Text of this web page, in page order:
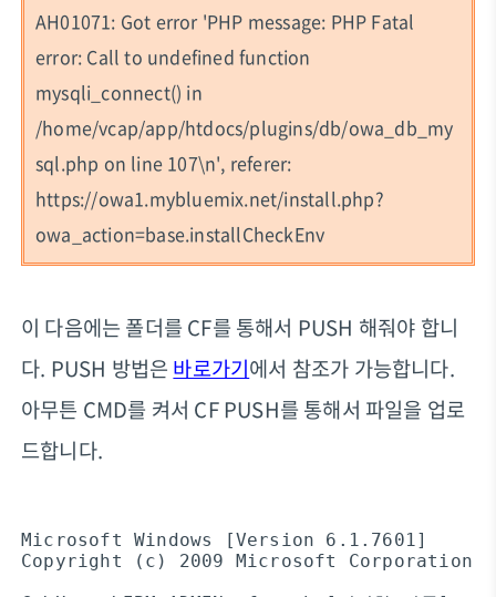
AH01071: Got error 'PHP message: PHP Fatal
error: Call to undefined function
mysqli_connect() in
/home/vcap/app/htdocs/plugins/db/owa_db_my
sql.php on line 107\n', referer:
https://owa1.mybluemix.net/install.php?
owa_action=base.installCheckEnv
이 다음에는 폴더를 CF를 통해서 PUSH 해줘야 합니
다. PUSH 방법은 바로가기에서 참조가 가능합니다.
아무튼 CMD를 켜서 CF PUSH를 통해서 파일을 업로
드합니다.
Microsoft Windows [Version 6.1.7601]
Copyright (c) 2009 Microsoft